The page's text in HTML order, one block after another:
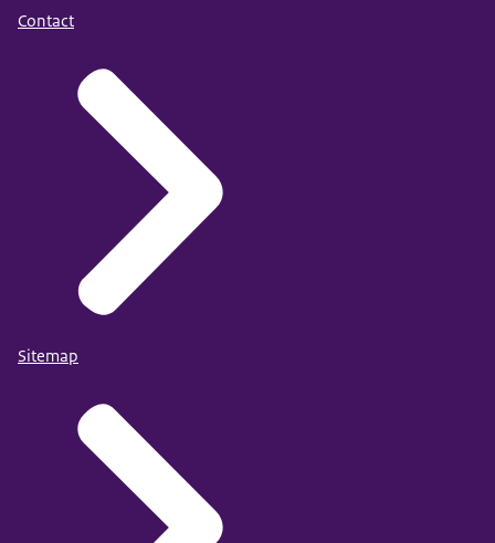
Contact
Sitemap